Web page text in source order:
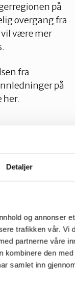
Detaljer
og annonser
trafikken vår. Vi
partnerne våre
kombinere den
samlet inn
på
overgang fra
vil være mer
fra
på
her.
4021 Stavanger